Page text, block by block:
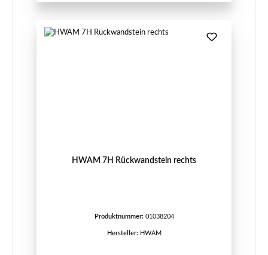
HWAM 7H Rückwandstein rechts
Produktnummer: 01038204
Hersteller: HWAM